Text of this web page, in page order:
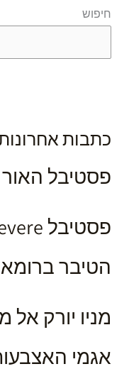
חיפוש
כתבות
פסטיבל האור This is Wonderland
הטיבר ברומא
מניו יורק
אגמי